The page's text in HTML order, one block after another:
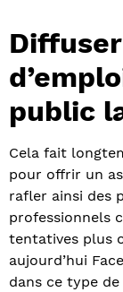
public
Cela fait
pour offrir un
rafler ainsi des
professionnels
tentatives plus
aujourd’hui
dans ce type